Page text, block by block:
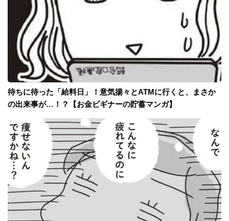
待ちに待った「給料日」！意気揚々とATMに行くと、まさか
の出来事が…！？【お金ビギナーの貯蓄マンガ】